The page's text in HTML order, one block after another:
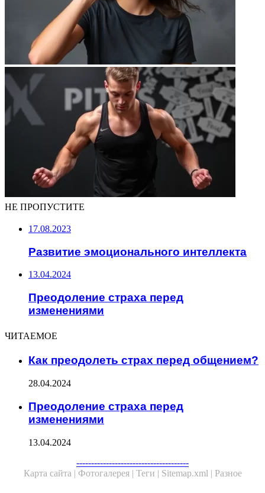
НЕ ПРОПУСТИТЕ
17.08.2023
Развитие эмоционального интеллекта
13.04.2024
Преодоление страха перед
изменениями
ЧИТАЕМОЕ
Как преодолеть страх перед общением?
28.04.2024
Преодоление страха перед
изменениями
13.04.2024
--------------------------------------
Карта сайта | Фотогалерея | Теги | Sitemap.xml | Разное